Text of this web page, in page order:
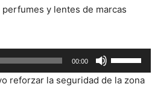
y lentes de marcas
00:00
las
teclas
reforzar la seguridad de la zona